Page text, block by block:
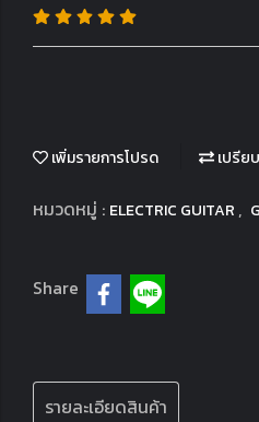
เพิ่มรายการโปรด เปรีย
หมวดหมู่ : ELECTRIC GUITAR ,
Share
รายละเอียดสินค้า